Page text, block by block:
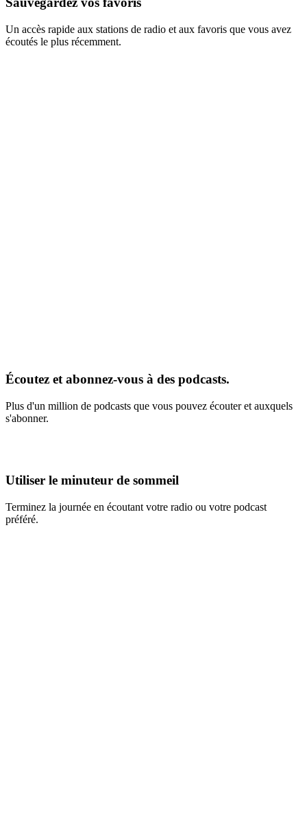
Un accès rapide aux stations de radio et aux favoris que vous avez
écoutés le plus récemment.
Écoutez et abonnez-vous à des podcasts.
Plus d'un million de podcasts que vous pouvez écouter et auxquels
s'abonner.
Utiliser le minuteur de sommeil
Terminez la journée en écoutant votre radio ou votre podcast
préféré.